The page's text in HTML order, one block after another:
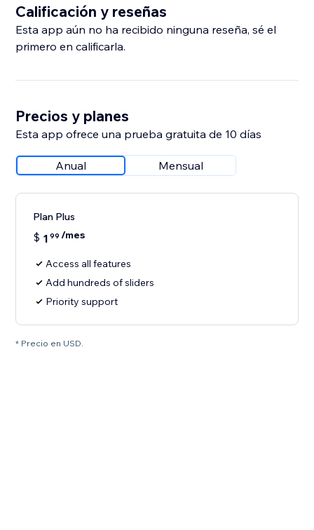
Calificación y reseñas
Esta app aún no ha recibido ninguna reseña, sé el
primero en calificarla.
Precios y planes
Esta app ofrece una prueba gratuita de 10 días
Anual Mensual
Plan Plus
$ 1 99 /mes
Access all features
Add hundreds of sliders
Priority support
* Precio en USD.